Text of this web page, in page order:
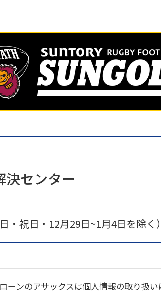
決センター
日・祝日・12月29日~1月4日を除く）
ンのアサックスは個人情報の取り扱い